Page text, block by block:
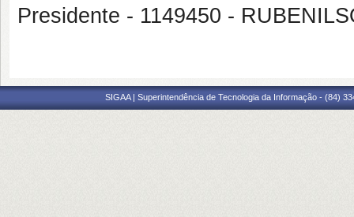
Presidente - 1149450 -
SIGAA | Superintendência de Tecnologia da Informação - (84)